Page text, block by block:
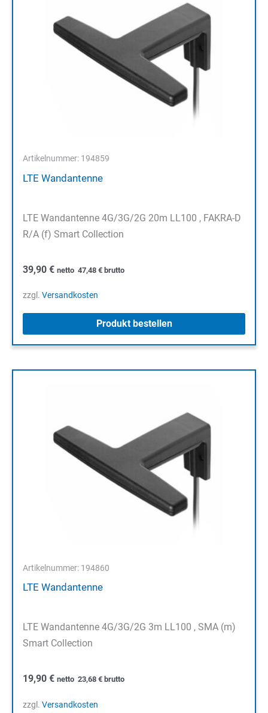
Artikelnummer: 194859
LTE Wandantenne
LTE Wandantenne 4G/3G/2G 20m LL100 , FAKRA-D
R/A (f) Smart Collection
39,90 € netto 47,48 € brutto
zzgl. Versandkosten
Produkt bestellen
Artikelnummer: 194860
LTE Wandantenne
LTE Wandantenne 4G/3G/2G 3m LL100 , SMA (m)
Smart Collection
19,90 € netto 23,68 € brutto
zzgl. Versandkosten